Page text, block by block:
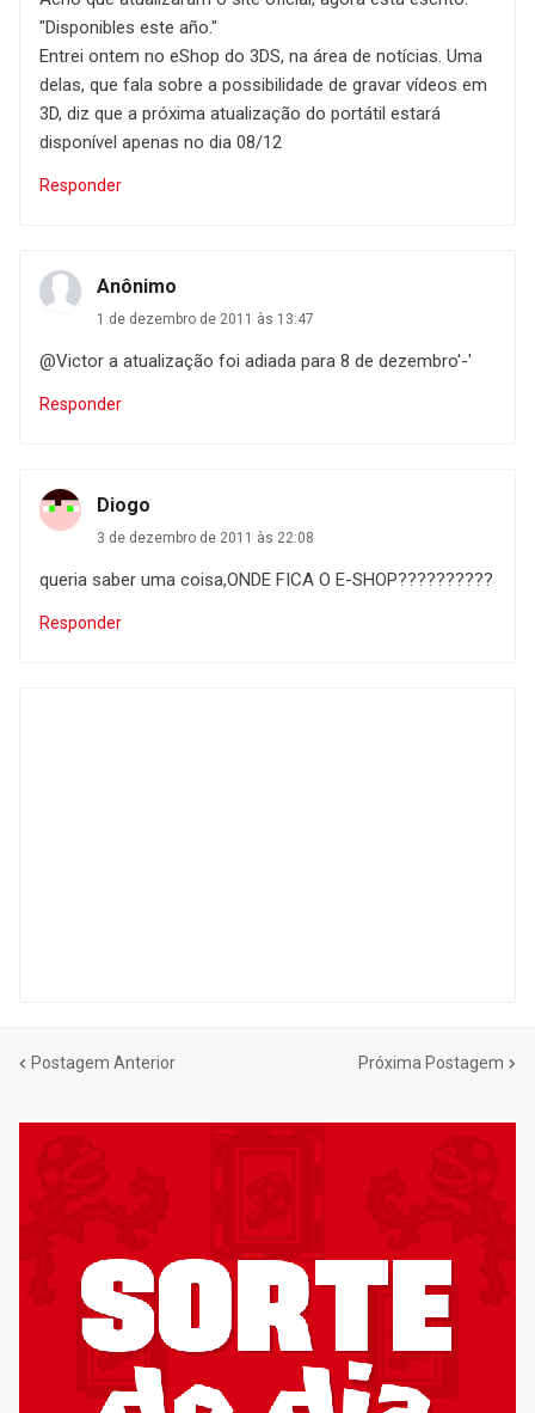
"Disponibles este año."
Entrei ontem no eShop do 3DS, na área de notícias. Uma
delas, que fala sobre a possibilidade de gravar vídeos em
3D, diz que a próxima atualização do portátil estará
disponível apenas no dia 08/12
Responder
Anônimo
1 de dezembro de 2011 às 13:47
@Victor a atualização foi adiada para 8 de dezembro'-'
Responder
Diogo
3 de dezembro de 2011 às 22:08
queria saber uma coisa,ONDE FICA O E-SHOP??????????
Responder
Postagem Anterior Próxima Postagem